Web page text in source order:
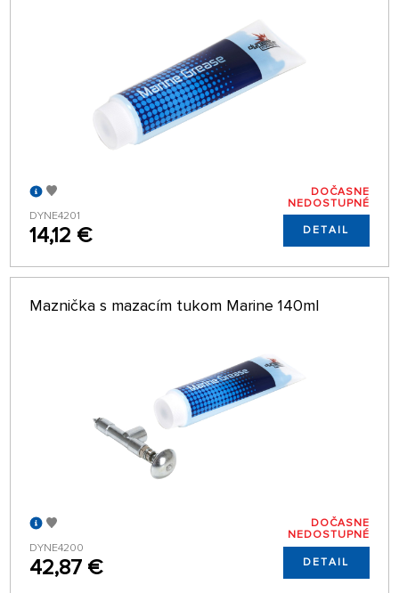
DYNE4201
14,12 €
DOČASNE
NEDOSTUPNÉ
DETAIL
Maznička s mazacím tukom Marine 140ml
DYNE4200
42,87 €
DOČASNE
NEDOSTUPNÉ
DETAIL